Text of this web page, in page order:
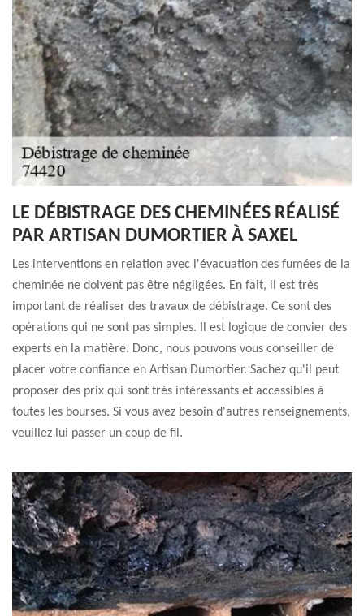
LE DÉBISTRAGE DES CHEMINÉES RÉALISÉ
PAR ARTISAN DUMORTIER À SAXEL
Les interventions en relation avec l'évacuation des fumées de la
cheminée ne doivent pas être négligées. En fait, il est très
important de réaliser des travaux de débistrage. Ce sont des
opérations qui ne sont pas simples. Il est logique de convier des
experts en la matière. Donc, nous pouvons vous conseiller de
placer votre confiance en Artisan Dumortier. Sachez qu'il peut
proposer des prix qui sont très intéressants et accessibles à
toutes les bourses. Si vous avez besoin d'autres renseignements,
veuillez lui passer un coup de fil.